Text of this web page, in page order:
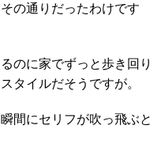
の通りだったわけです
のに家でずっと歩き回り
タイルだそうですが。
間にセリフが吹っ飛ぶと